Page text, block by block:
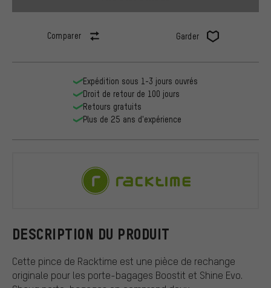
Comparer Garder
DESCRIPTION DU PRODUIT
Cette pince de Racktime est une pièce de rechange
originale pour les porte-bagages Boostit et Shine Evo.
Expédition sous 1-3 jours ouvrés
Droit de retour de 100 jours
Retours gratuits
Plus de 25 ans d'expérience
Racktime